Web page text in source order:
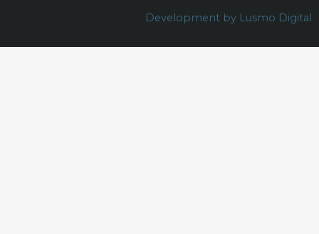
Development by Lusmo Digital